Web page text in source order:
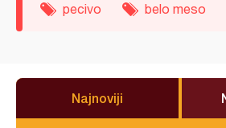
pecivo
belo meso
Najnoviji